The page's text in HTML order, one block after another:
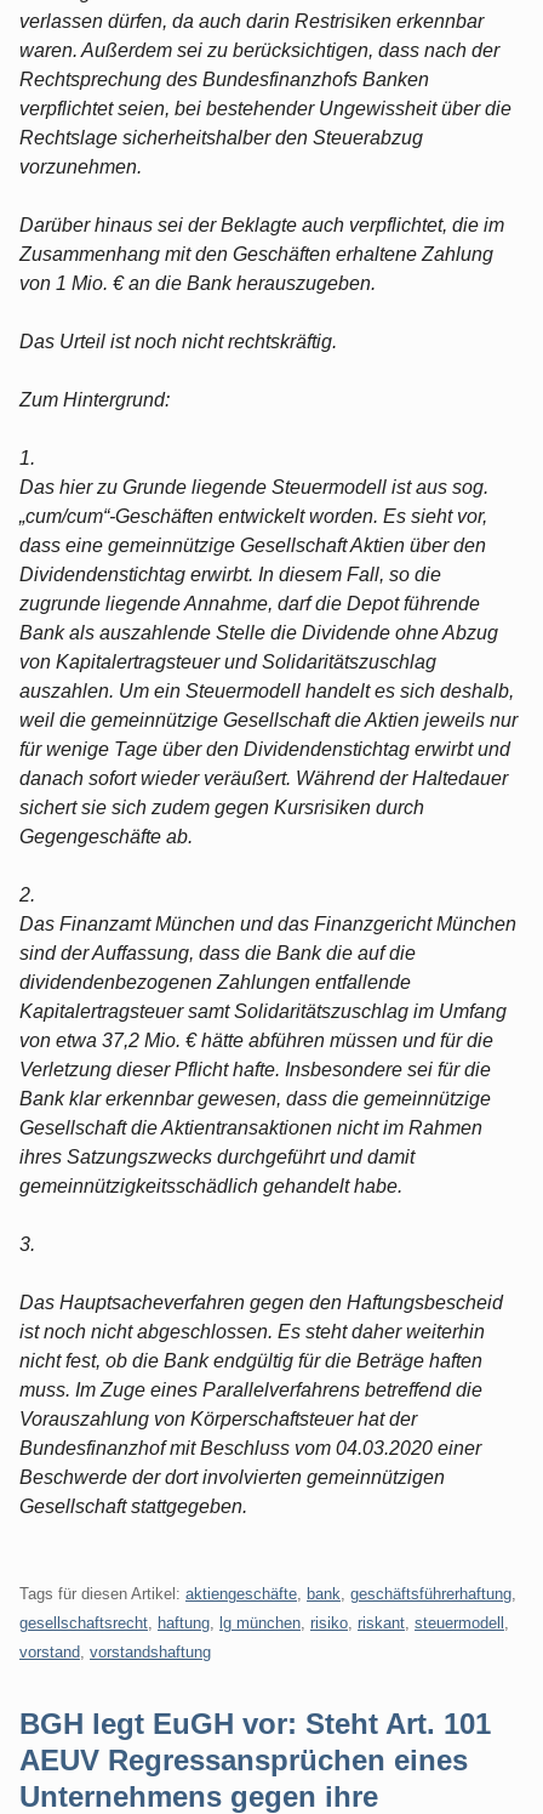
verlassen dürfen, da auch darin Restrisiken erkennbar
waren. Außerdem sei zu berücksichtigen, dass nach der
Rechtsprechung des Bundesfinanzhofs Banken
verpflichtet seien, bei bestehender Ungewissheit über die
Rechtslage sicherheitshalber den Steuerabzug
vorzunehmen.
Darüber hinaus sei der Beklagte auch verpflichtet, die im
Zusammenhang mit den Geschäften erhaltene Zahlung
von 1 Mio. € an die Bank herauszugeben.
Das Urteil ist noch nicht rechtskräftig.
Zum Hintergrund:
1.
Das hier zu Grunde liegende Steuermodell ist aus sog.
„cum/cum“-Geschäften entwickelt worden. Es sieht vor,
dass eine gemeinnützige Gesellschaft Aktien über den
Dividendenstichtag erwirbt. In diesem Fall, so die
zugrunde liegende Annahme, darf die Depot führende
Bank als auszahlende Stelle die Dividende ohne Abzug
von Kapitalertragsteuer und Solidaritätszuschlag
auszahlen. Um ein Steuermodell handelt es sich deshalb,
weil die gemeinnützige Gesellschaft die Aktien jeweils nur
für wenige Tage über den Dividendenstichtag erwirbt und
danach sofort wieder veräußert. Während der Haltedauer
sichert sie sich zudem gegen Kursrisiken durch
Gegengeschäfte ab.
2.
Das Finanzamt München und das Finanzgericht München
sind der Auffassung, dass die Bank die auf die
dividendenbezogenen Zahlungen entfallende
Kapitalertragsteuer samt Solidaritätszuschlag im Umfang
von etwa 37,2 Mio. € hätte abführen müssen und für die
Verletzung dieser Pflicht hafte. Insbesondere sei für die
Bank klar erkennbar gewesen, dass die gemeinnützige
Gesellschaft die Aktientransaktionen nicht im Rahmen
ihres Satzungszwecks durchgeführt und damit
gemeinnützigkeitsschädlich gehandelt habe.
3.
Das Hauptsacheverfahren gegen den Haftungsbescheid
ist noch nicht abgeschlossen. Es steht daher weiterhin
nicht fest, ob die Bank endgültig für die Beträge haften
muss. Im Zuge eines Parallelverfahrens betreffend die
Vorauszahlung von Körperschaftsteuer hat der
Bundesfinanzhof mit Beschluss vom 04.03.2020 einer
Beschwerde der dort involvierten gemeinnützigen
Gesellschaft stattgegeben.
Tags für diesen Artikel: aktiengeschäfte bank geschäftsführerhaftung
gesellschaftsrecht
haftung lg münchen risiko riskant steuermodell
vorstand vorstandshaftung
BGH legt EuGH vor: Steht Art. 101
AEUV Regressansprüchen eines
Unternehmens gegen ihre